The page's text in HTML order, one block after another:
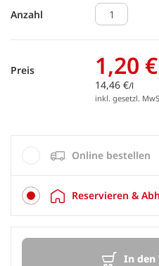
Anzahl
Preis 1,20 €
14,46 €/l
inkl. gesetzl.
Online bestellen
Reservieren &
In den